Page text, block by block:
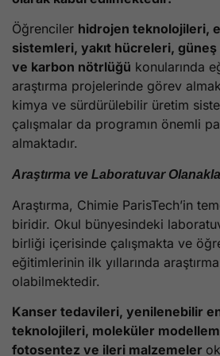
Öğrenciler hidrojen teknolojileri,
sistemleri, yakıt hücreleri,
ve karbon nötrlüğü konularında
araştırma projelerinde görev
kimya ve sürdürülebilir üretim
çalışmalar da programın önemli
almaktadır.
Araştırma ve Laboratuvar
Araştırma, Chimie ParisTech’in
biridir. Okul bünyesindeki
birliği içerisinde çalışmakta ve
eğitimlerinin ilk yıllarında
olabilmektedir.
Kanser tedavileri, yenilenebilir
teknolojileri, moleküler
fotosentez ve ileri malzemeler